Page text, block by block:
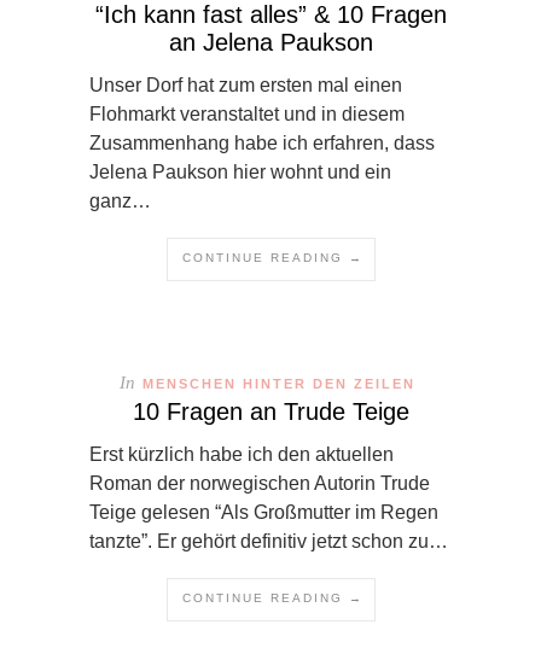
“Ich kann fast alles” & 10 Fragen
an Jelena Paukson
Unser Dorf hat zum ersten mal einen
Flohmarkt veranstaltet und in diesem
Zusammenhang habe ich erfahren, dass
Jelena Paukson hier wohnt und ein
ganz…
CONTINUE READING →
In MENSCHEN HINTER DEN ZEILEN
10 Fragen an Trude Teige
Erst kürzlich habe ich den aktuellen
Roman der norwegischen Autorin Trude
Teige gelesen “Als Großmutter im Regen
tanzte”. Er gehört definitiv jetzt schon zu…
CONTINUE READING →